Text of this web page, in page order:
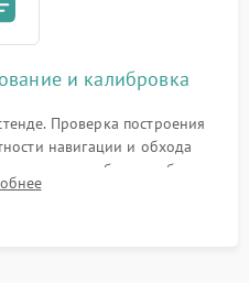
и калибровка
Проверка построения
навигации и обхода
и работы турбины.
возврата на док-станцию и